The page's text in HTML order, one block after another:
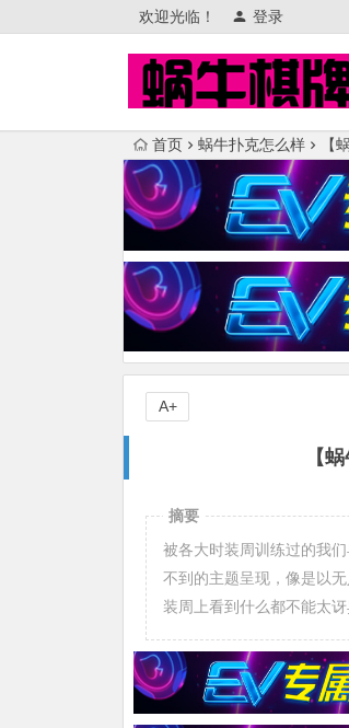
欢迎光临！ 登录
首页 蜗牛扑克怎么样 【
【
A+
摘要
被各大时装周训练过的我
不到的主题呈现，像是以
装周上看到什么都不能太讶